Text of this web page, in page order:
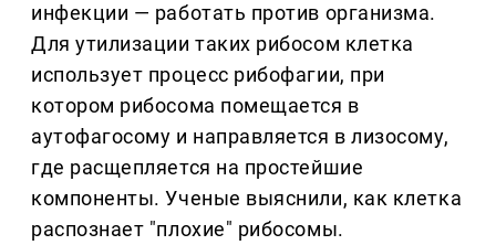
инфекции — работать против организма.
Для утилизации таких рибосом клетка
использует процесс рибофагии, при
котором рибосома помещается в
аутофагосому и направляется в лизосому,
где расщепляется на простейшие
компоненты. Ученые выяснили, как клетка
распознает "плохие" рибосомы.